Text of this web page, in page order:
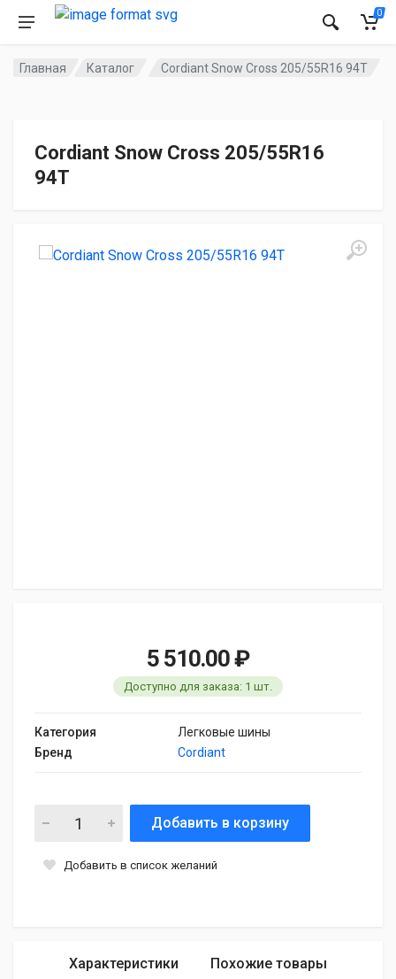
0
Главная Каталог Cordiant Snow Cross 205/55R16 94T
Cordiant Snow Cross 205/55R16
94T
5 510.00 ₽
Доступно для заказа: 1 шт.
Категория
Легковые шины
Бренд
Cordiant
Добавить в корзину
Добавить в список желаний
Характеристики Похожие товары